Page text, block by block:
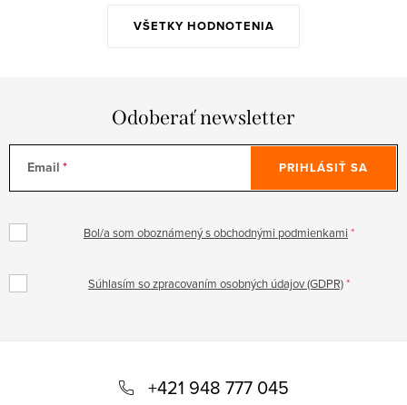
VŠETKY HODNOTENIA
Odoberať newsletter
Email
Bol/a som oboznámený s obchodnými podmienkami
Súhlasím so zpracovaním osobných údajov (GDPR)
PRIHLÁSIŤ SA
+421 948 777 045